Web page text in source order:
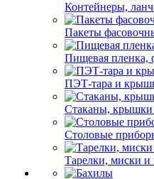
Контейнеры,
Пакеты
Пищевая пленка,
ПЭТ-тара и
Стаканы, крышки
Столовые
Тарелки, миски